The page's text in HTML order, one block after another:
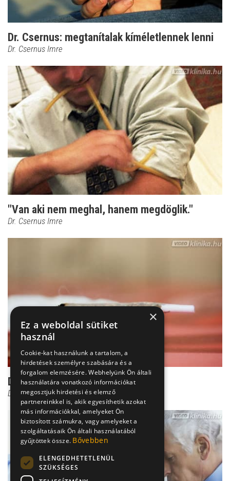
Dr. Csernus: megtanítalak kíméletlennek lenni
Dr. Csernus Imre
"Van aki nem meghal, hanem megdöglik."
Dr. Csernus Imre
Drogterápia
Dr. Csernus Imre
×
Ez a weboldal sütiket
használ
Cookie-kat használunk a tartalom, a
hirdetések személyre szabására és a
forgalom elemzésére. Webhelyünk Ön általi
használatára vonatkozó információkat
megosztjuk hirdetési és elemző
partnereinkkel is, akik egyesíthetik azokat
más információkkal, amelyeket Ön
biztosított számukra, vagy amelyeket a
szolgáltatásaik Ön általi használatából
gyűjtöttek össze. Bővebben
ELENGEDHETETLENÜL
SZÜKSÉGES